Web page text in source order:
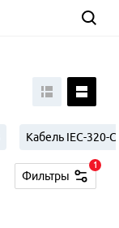
Кабель IEC-320-
Фильтры
1